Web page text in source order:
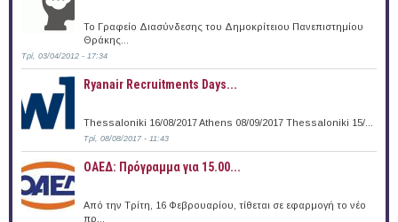
Το Γραφείο Διασύνδεσης του Δημοκρίτειου Πανεπιστημίου
Θράκης...
Τρί, 03/04/2012 - 17:34
Ryanair Recruitments Days...
Thessaloniki 16/08/2017 Athens 08/09/2017 Thessaloniki 15/...
Τρί, 08/08/2017 - 11:43
ΟΑΕΔ: Πρόγραμμα για 15.00...
Από την Τρίτη, 16 Φεβρουαρίου, τίθεται σε εφαρμογή το νέο
πρ...